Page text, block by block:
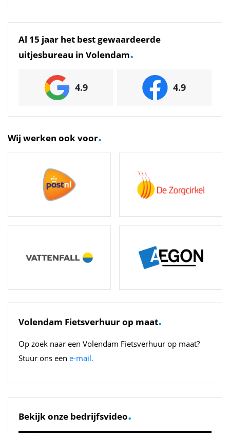
Al 15 jaar het best gewaardeerde
uitjesbureau in Volendam.
4.9 4.9
Wij werken ook voor.
Volendam Fietsverhuur op maat.
Op zoek naar een Volendam Fietsverhuur op maat?
Stuur ons een e-mail.
Bekijk onze bedrijfsvideo.